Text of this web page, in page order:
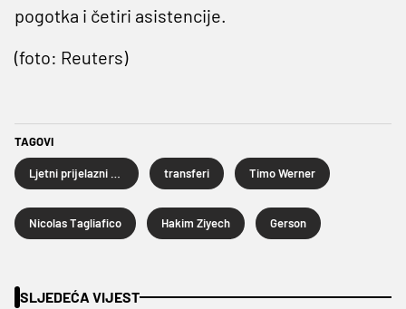
pogotka i četiri asistencije.
(foto: Reuters)
TAGOVI
transferi Timo Werner
Nicolas Tagliafico Hakim Ziyech Gerson
SLJEDEĆA VIJEST